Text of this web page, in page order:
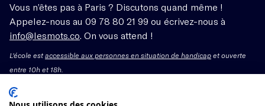
Vous n’êtes pas à Paris ? Discutons quand même !
Appelez-nous au 09 78 80 21 99 ou écrivez-nous à
info@lesmots.co . On vous attend !
L'école estaccessible aux personnes en situation de handicap et ouverte
entre 10h et 18h.